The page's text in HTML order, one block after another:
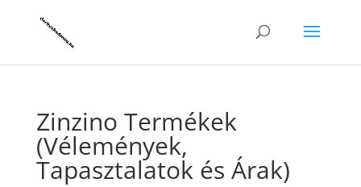
Zinzino Termékek
(Vélemények,
Tapasztalatok és Árak)